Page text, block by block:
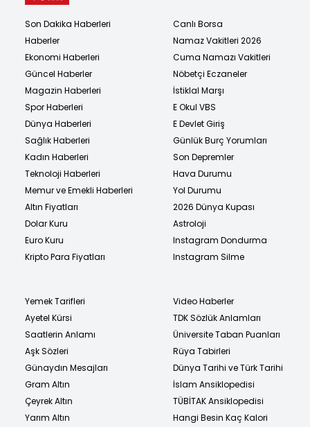
Son Dakika Haberleri
Haberler
Ekonomi Haberleri
Güncel Haberler
Magazin Haberleri
Spor Haberleri
Dünya Haberleri
Sağlık Haberleri
Kadın Haberleri
Teknoloji Haberleri
Memur ve Emekli Haberleri
Altın Fiyatları
Dolar Kuru
Euro Kuru
Kripto Para Fiyatları
Canlı Borsa
Namaz Vakitleri 2026
Cuma Namazı Vakitleri
Nöbetçi Eczaneler
İstiklal Marşı
E Okul VBS
E Devlet Giriş
Günlük Burç Yorumları
Son Depremler
Hava Durumu
Yol Durumu
2026 Dünya Kupası
Astroloji
Instagram Dondurma
Instagram Silme
Yemek Tarifleri
Ayetel Kürsi
Saatlerin Anlamı
Aşk Sözleri
Günaydın Mesajları
Gram Altın
Çeyrek Altın
Yarım Altın
Video Haberler
TDK Sözlük Anlamları
Üniversite Taban Puanları
Rüya Tabirleri
Dünya Tarihi ve Türk Tarihi
İslam Ansiklopedisi
TÜBİTAK Ansiklopedisi
Hangi Besin Kaç Kalori